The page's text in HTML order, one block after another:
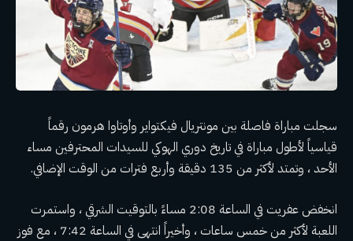
سجلت مباراة فاصلة بين مونتريال فيكتواير وأوتاوا هرمون رقماً
قياسياً لأطول مباراة في تاريخ دوري الهوكي للسيدات المحترفين مساء
الأحد ، وتمتد لأكثر من 135 دقيقة وأربع فترات من الوقت الإضافي.
انخفض عفريت في الساعة 2:08 مساءً بالتوقيت الشرقي ، واستمرت
اللعبة لأكثر من خمس ساعات ، وأخيراً انتهى في الساعة 7:42 ، مع فوز